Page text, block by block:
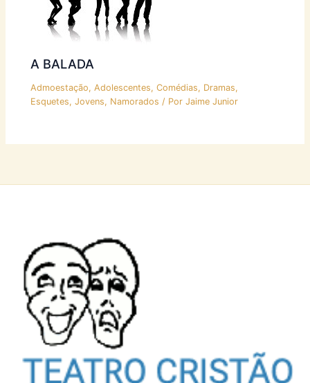
A BALADA
Admoestação,Adolescentes,Comédias, Dramas,
Esquetes,Jovens, Namorados / PorJaime Junior